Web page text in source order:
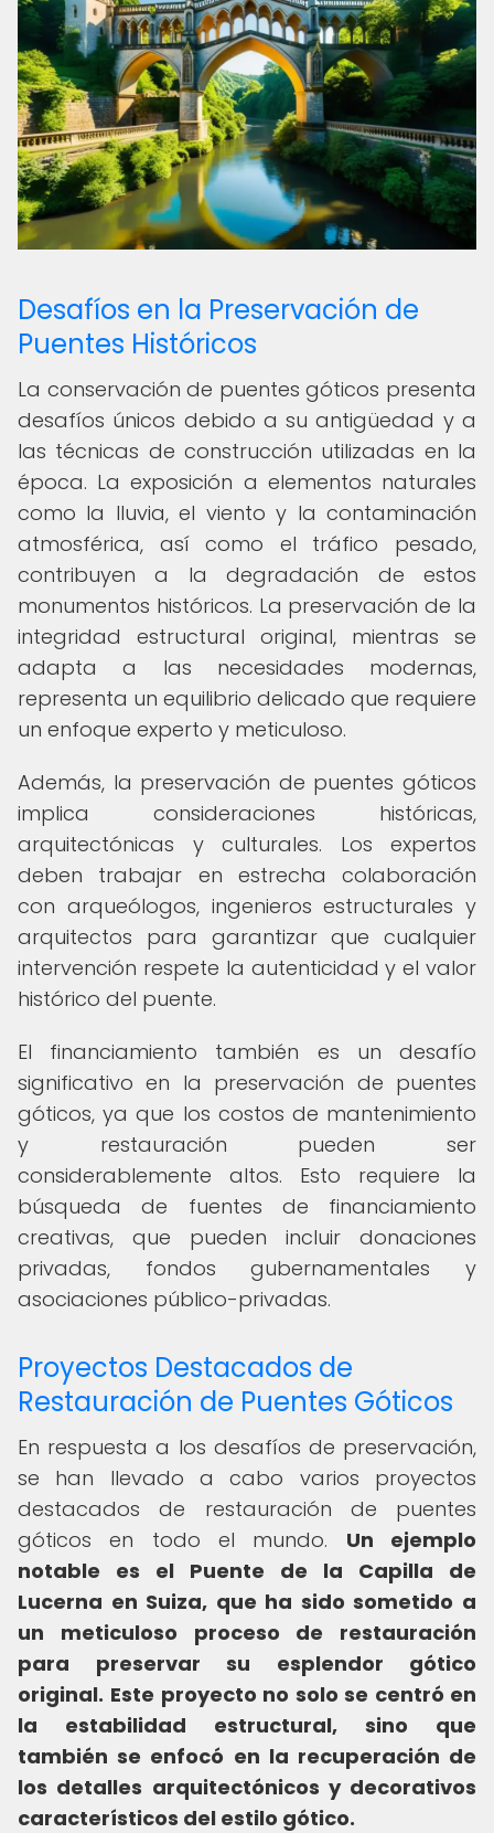
Desafíos en la Preservación de
Puentes Históricos
La conservación de puentes góticos presenta
desafíos únicos debido a su antigüedad y a
las técnicas de construcción utilizadas en la
época. La exposición a elementos naturales
como la lluvia, el viento y la contaminación
atmosférica, así como el tráfico pesado,
contribuyen a la degradación de estos
monumentos históricos. La preservación de la
integridad estructural original, mientras se
adapta a las necesidades modernas,
representa un equilibrio delicado que requiere
un enfoque experto y meticuloso.
Además, la preservación de puentes góticos
implica consideraciones históricas,
arquitectónicas y culturales. Los expertos
deben trabajar en estrecha colaboración
con arqueólogos, ingenieros estructurales y
arquitectos para garantizar que cualquier
intervención respete la autenticidad y el valor
histórico del puente.
El financiamiento también es un desafío
significativo en la preservación de puentes
góticos, ya que los costos de mantenimiento
y restauración pueden ser
considerablemente altos. Esto requiere la
búsqueda de fuentes de financiamiento
creativas, que pueden incluir donaciones
privadas, fondos gubernamentales y
asociaciones público-privadas.
Proyectos Destacados de
Restauración de Puentes Góticos
En respuesta a los desafíos de preservación,
se han llevado a cabo varios proyectos
destacados de restauración de puentes
góticos en todo el mundo. Un ejemplo
notable es el Puente de la Capilla de
Lucerna en Suiza, que ha sido sometido a
un meticuloso proceso de restauración
para preservar su esplendor gótico
original. Este proyecto no solo se centró en
la estabilidad estructural, sino que
también se enfocó en la recuperación de
los detalles arquitectónicos y decorativos
característicos del estilo gótico.